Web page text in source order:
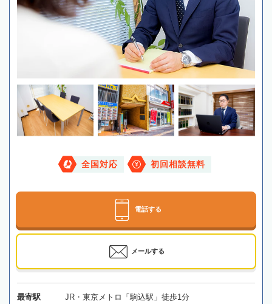
全国対応 初回相談無料
電話する
メールする
最寄駅 JR・東京メトロ「駒込駅」徒歩1分